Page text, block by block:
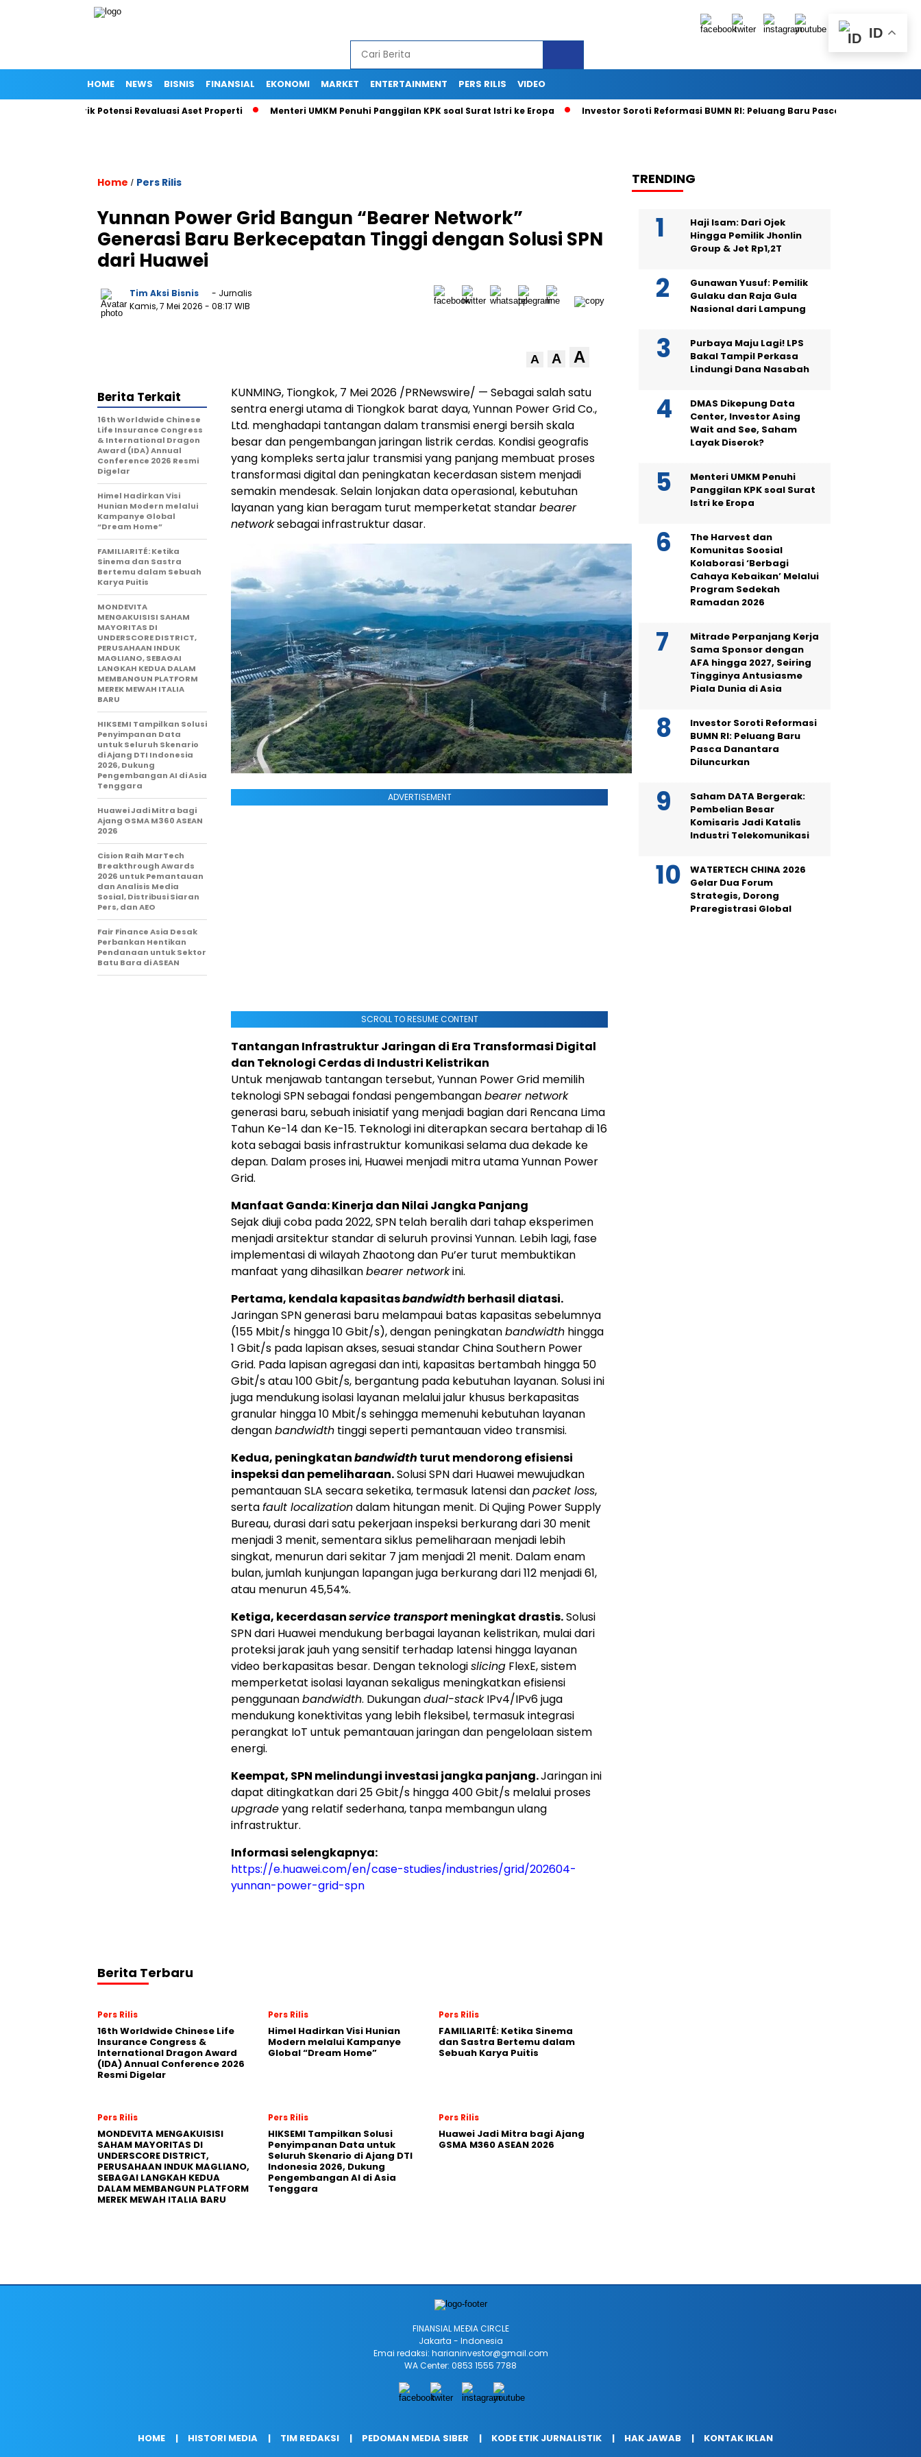
HOME NEWS BISNIS FINANSIAL EKONOMI MARKET ENTERTAINMENT PERS RILIS VIDEO
Investor Lirik Potensi Revaluasi Aset Properti Menteri UMKM Penuhi Panggilan KPK soal Surat Istri ke Eropa Investor Soroti Reformasi BUMN RI: Peluang Baru Pasca Danantara
Home / Pers Rilis
Yunnan Power Grid Bangun “Bearer Network”
Generasi Baru Berkecepatan Tinggi dengan Solusi SPN
dari Huawei
Tim Aksi Bisnis
- Jurnalis
Kamis, 7 Mei 2026 - 08:17 WIB
A A A
KUNMING, Tiongkok, 7 Mei 2026 /PRNewswire/ — Sebagai salah satu
sentra energi utama di Tiongkok barat daya, Yunnan Power Grid Co.,
Ltd. menghadapi tantangan dalam transmisi energi bersih skala
besar dan pengembangan jaringan listrik cerdas. Kondisi geografis
yang kompleks serta jalur transmisi yang panjang membuat proses
transformasi digital dan peningkatan kecerdasan sistem menjadi
semakin mendesak. Selain lonjakan data operasional, kebutuhan
layanan yang kian beragam turut memperketat standarbearer
networksebagai infrastruktur dasar.
ADVERTISEMENT
SCROLL TO RESUME CONTENT
Tantangan Infrastruktur Jaringan di Era Transformasi Digital
dan Teknologi Cerdas di Industri Kelistrikan
Untuk menjawab tantangan tersebut, Yunnan Power Grid memilih
teknologi SPN sebagai fondasi pengembanganbearer network
generasi baru, sebuah inisiatif yang menjadi bagian dari Rencana Lima
Tahun Ke-14 dan Ke-15. Teknologi ini diterapkan secara bertahap di 16
kota sebagai basis infrastruktur komunikasi selama dua dekade ke
depan. Dalam proses ini, Huawei menjadi mitra utama Yunnan Power
Grid.
Manfaat Ganda: Kinerja dan Nilai Jangka Panjang
Sejak diuji coba pada 2022, SPN telah beralih dari tahap eksperimen
menjadi arsitektur standar di seluruh provinsi Yunnan. Lebih lagi, fase
implementasi di wilayah Zhaotong dan Pu’er turut membuktikan
manfaat yang dihasilkanbearer networkini.
Pertama, kendala kapasitasbandwidth berhasil diatasi.
Jaringan SPN generasi baru melampaui batas kapasitas sebelumnya
(155 Mbit/s hingga 10 Gbit/s), dengan peningkatanbandwidth hingga
1 Gbit/s pada lapisan akses, sesuai standar China Southern Power
Grid. Pada lapisan agregasi dan inti, kapasitas bertambah hingga 50
Gbit/s atau 100 Gbit/s, bergantung pada kebutuhan layanan. Solusi ini
juga mendukung isolasi layanan melalui jalur khusus berkapasitas
granular hingga 10 Mbit/s sehingga memenuhi kebutuhan layanan
denganbandwidth tinggi seperti pemantauan video transmisi.
Kedua, peningkatanbandwidth turut mendorong efisiensi
inspeksi dan pemeliharaan.Solusi SPN dari Huawei mewujudkan
pemantauan SLA secara seketika, termasuk latensi danpacket loss,
sertafault localizationdalam hitungan menit. Di Qujing Power Supply
Bureau, durasi dari satu pekerjaan inspeksi berkurang dari 30 menit
menjadi 3 menit, sementara siklus pemeliharaan menjadi lebih
singkat, menurun dari sekitar 7 jam menjadi 21 menit. Dalam enam
bulan, jumlah kunjungan lapangan juga berkurang dari 112 menjadi 61,
atau menurun 45,54%.
Ketiga, kecerdasanservice transportmeningkat drastis.Solusi
SPN dari Huawei mendukung berbagai layanan kelistrikan, mulai dari
proteksi jarak jauh yang sensitif terhadap latensi hingga layanan
video berkapasitas besar. Dengan teknologislicing FlexE, sistem
memperketat isolasi layanan sekaligus meningkatkan efisiensi
penggunaanbandwidth. Dukungandual-stackIPv4/IPv6 juga
mendukung konektivitas yang lebih fleksibel, termasuk integrasi
perangkat IoT untuk pemantauan jaringan dan pengelolaan sistem
energi.
Keempat, SPN melindungi investasi jangka panjang.Jaringan ini
dapat ditingkatkan dari 25 Gbit/s hingga 400 Gbit/s melalui proses
upgradeyang relatif sederhana, tanpa membangun ulang
infrastruktur.
Informasi selengkapnya:
https://e.huawei.com/en/case-studies/industries/grid/202604-
yunnan-power-grid-spn
Berita Terkait
16th Worldwide Chinese
Life Insurance Congress
& International Dragon
Award (IDA) Annual
Conference 2026 Resmi
Digelar
Himel Hadirkan Visi
Hunian Modern melalui
Kampanye Global
“Dream Home”
FAMILIARITÉ: Ketika
Sinema dan Sastra
Bertemu dalam Sebuah
Karya Puitis
MONDEVITA
MENGAKUISISI SAHAM
MAYORITAS DI
UNDERSCORE DISTRICT,
PERUSAHAAN INDUK
MAGLIANO, SEBAGAI
LANGKAH KEDUA DALAM
MEMBANGUN PLATFORM
MEREK MEWAH ITALIA
BARU
HIKSEMI Tampilkan Solusi
Penyimpanan Data
untuk Seluruh Skenario
di Ajang DTI Indonesia
2026, Dukung
Pengembangan AI di Asia
Tenggara
Huawei Jadi Mitra bagi
Ajang GSMA M360 ASEAN
2026
Cision Raih MarTech
Breakthrough Awards
2026 untuk Pemantauan
dan Analisis Media
Sosial, Distribusi Siaran
Pers, dan AEO
Fair Finance Asia Desak
Perbankan Hentikan
Pendanaan untuk Sektor
Batu Bara di ASEAN
Berita Terbaru
Pers Rilis
16th Worldwide Chinese Life
Insurance Congress &
International Dragon Award
(IDA) Annual Conference 2026
Resmi Digelar
Pers Rilis
Himel Hadirkan Visi Hunian
Modern melalui Kampanye
Global “Dream Home”
Pers Rilis
FAMILIARITÉ: Ketika Sinema
dan Sastra Bertemu dalam
Sebuah Karya Puitis
Pers Rilis
MONDEVITA MENGAKUISISI
SAHAM MAYORITAS DI
UNDERSCORE DISTRICT,
PERUSAHAAN INDUK MAGLIANO,
SEBAGAI LANGKAH KEDUA
DALAM MEMBANGUN PLATFORM
MEREK MEWAH ITALIA BARU
Pers Rilis
HIKSEMI Tampilkan Solusi
Penyimpanan Data untuk
Seluruh Skenario di Ajang DTI
Indonesia 2026, Dukung
Pengembangan AI di Asia
Tenggara
Pers Rilis
Huawei Jadi Mitra bagi Ajang
GSMA M360 ASEAN 2026
TRENDING
Haji Isam: Dari Ojek
Hingga Pemilik Jhonlin
Group & Jet Rp1,2T
Gunawan Yusuf: Pemilik
Gulaku dan Raja Gula
Nasional dari Lampung
Purbaya Maju Lagi! LPS
Bakal Tampil Perkasa
Lindungi Dana Nasabah
DMAS Dikepung Data
Center, Investor Asing
Wait and See, Saham
Layak Diserok?
Menteri UMKM Penuhi
Panggilan KPK soal Surat
Istri ke Eropa
The Harvest dan
Komunitas Soosial
Kolaborasi ‘Berbagi
Cahaya Kebaikan’ Melalui
Program Sedekah
Ramadan 2026
Mitrade Perpanjang Kerja
Sama Sponsor dengan
AFA hingga 2027, Seiring
Tingginya Antusiasme
Piala Dunia di Asia
Investor Soroti Reformasi
BUMN RI: Peluang Baru
Pasca Danantara
Diluncurkan
Saham DATA Bergerak:
Pembelian Besar
Komisaris Jadi Katalis
Industri Telekomunikasi
WATERTECH CHINA 2026
Gelar Dua Forum
Strategis, Dorong
Praregistrasi Global
ID
FINANSIAL MEÐIA CIRCLE
Jakarta - Indonesia
Emai redaksi: harianinvestor@gmail.com
WA Center: 0853 1555 7788
HOME HISTORI MEDIA TIM REDAKSI PEDOMAN MEDIA SIBER KODE ETIK JURNALISTIK HAK JAWAB KONTAK IKLAN